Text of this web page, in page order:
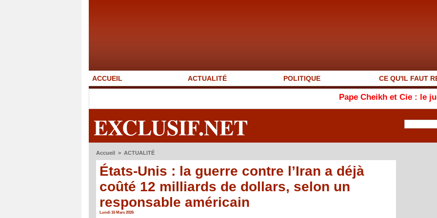
ACCUEIL ACTUALITÉ POLITIQUE CE QU'IL FAUT
Pape Cheikh et Cie : le juge blanchit
EXCLUSIF.NET
Accueil > ACTUALITÉ
États-Unis : la guerre contre l’Iran a déjà
coûté 12 milliards de dollars, selon un
responsable américain
Lundi 16 Mars 2026